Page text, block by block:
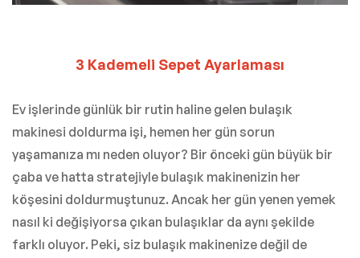
3 Kademeli Sepet Ayarlaması
Ev işlerinde günlük bir rutin haline gelen bulaşık
makinesi doldurma işi, hemen her gün sorun
yaşamanıza mı neden oluyor? Bir önceki gün büyük bir
çaba ve hatta stratejiyle bulaşık makinenizin her
köşesini doldurmuştunuz. Ancak her gün yenen yemek
nasıl ki değişiyorsa çıkan bulaşıklar da aynı şekilde
farklı oluyor. Peki, siz bulaşık makinenize değil de